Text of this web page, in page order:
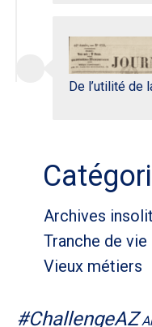
De l’utilité de
Archives
Tranche de vie
Vieux métiers
#ChallengeAZ